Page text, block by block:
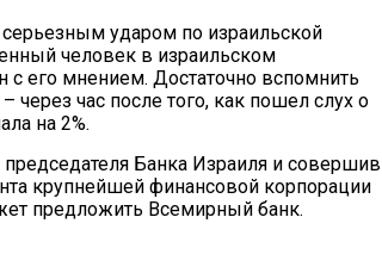
серьезным ударом по израильской
человек в израильском
с его мнением. Достаточно вспомнить
час после того, как пошел слух о
на 2%.
председателя Банка Израиля и совершив
крупнейшей финансовой корпорации
предложить Всемирный банк.